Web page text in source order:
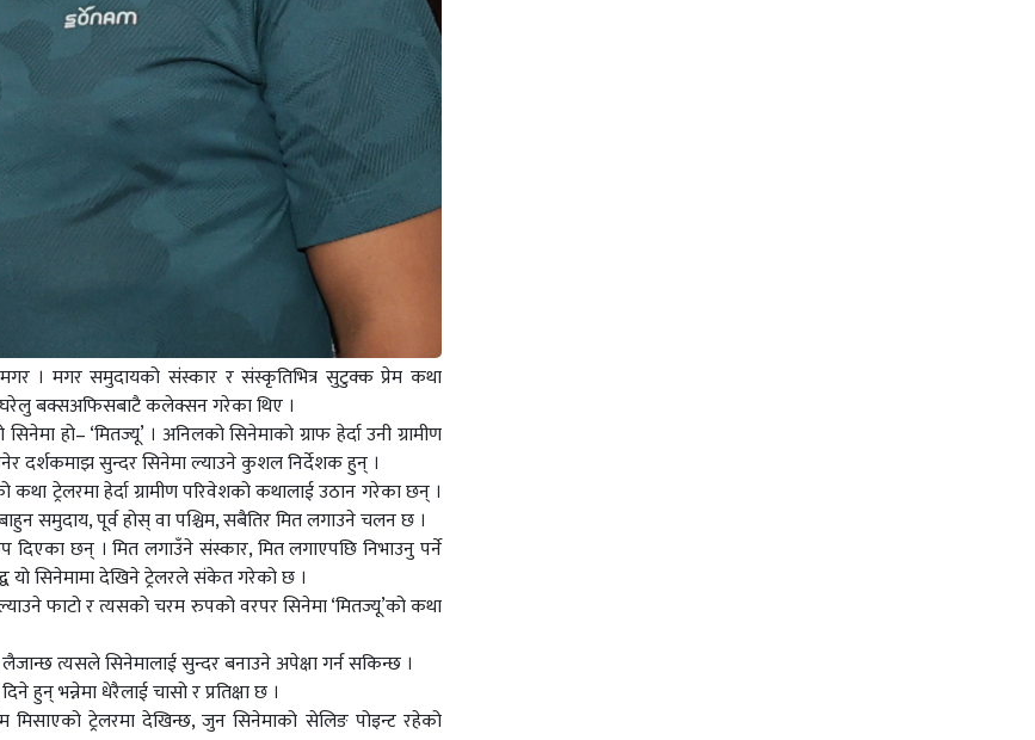
। मगर समुदायको संस्कार र संस्कृतिभित्र सुटुक्क प्रेम कथा
घरेलु बक्सअफिसबाटै कलेक्सन गरेका थिए ।
हो– ‘मितज्यू’ । अनिलको सिनेमाको ग्राफ हेर्दा उनी ग्रामीण
दर्शकमाझ सुन्दर सिनेमा ल्याउने कुशल निर्देशक हुन् ।
कथा ट्रेलरमा हेर्दा ग्रामीण परिवेशको कथालाई उठान गरेका छन् ।
समुदाय, पूर्व होस् वा पश्चिम, सबैतिर मित लगाउने चलन छ ।
छन् । मित लगाउँने संस्कार, मित लगाएपछि निभाउनु पर्ने
यो सिनेमामा देखिने ट्रेलरले संकेत गरेको छ ।
फाटो र त्यसको चरम रुपको वरपर सिनेमा ‘मितज्यू’को कथा
त्यसले सिनेमालाई सुन्दर बनाउने अपेक्षा गर्न सकिन्छ ।
हुन् भन्नेमा धेरैलाई चासो र प्रतिक्षा छ ।
ट्रेलरमा देखिन्छ, जुन सिनेमाको सेलिङ पोइन्ट रहेको